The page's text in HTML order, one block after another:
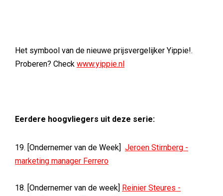
Het symbool van de nieuwe prijsvergelijker Yippie!.
Proberen? Check www.yippie.nl
Eerdere hoogvliegers uit deze serie:
19. [Ondernemer van de Week] Jeroen Stirnberg -
marketing manager Ferrero
18. [Ondernemer van de week] Reinier Steures -